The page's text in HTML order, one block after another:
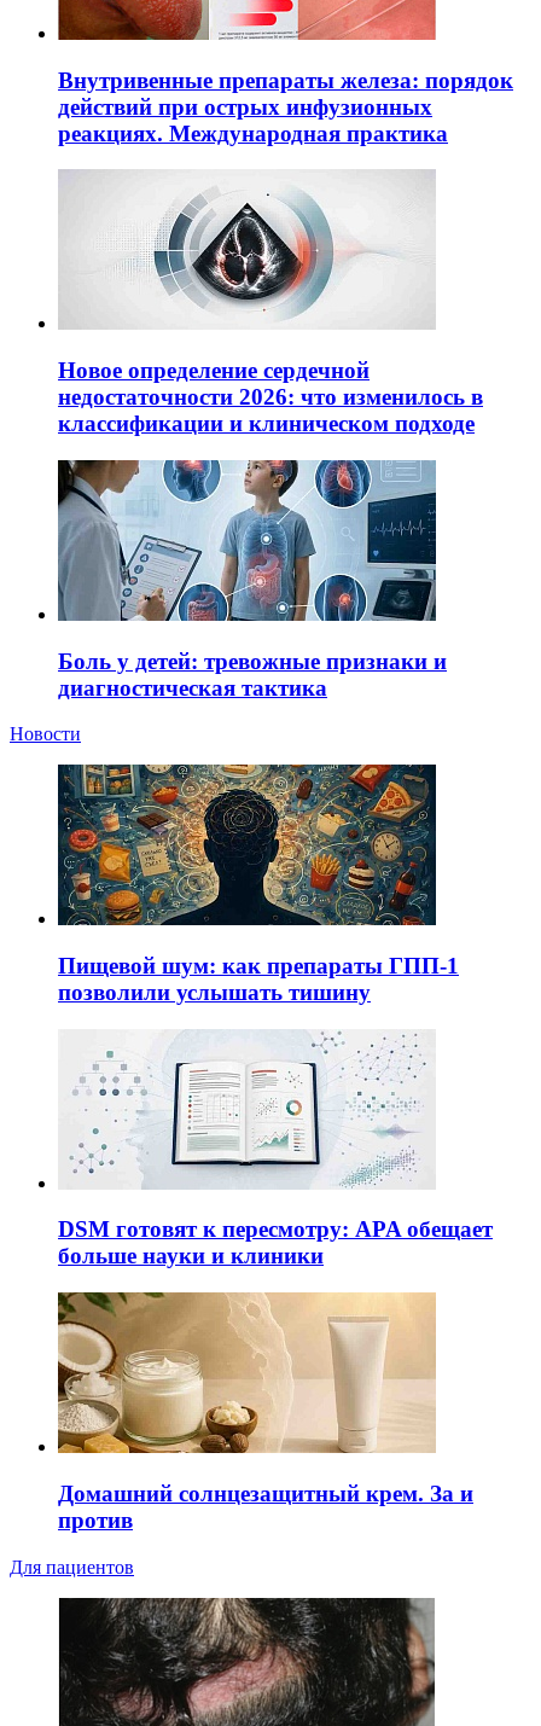
Внутривенные препараты железа: порядок
действий при острых инфузионных
реакциях. Международная практика
Новое определение сердечной
недостаточности 2026: что изменилось в
классификации и клиническом подходе
Боль у детей: тревожные признаки и
диагностическая тактика
Новости
Пищевой шум: как препараты ГПП-1
позволили услышать тишину
DSM готовят к пересмотру: APA обещает
больше науки и клиники
Домашний солнцезащитный крем. За и
против
Для пациентов